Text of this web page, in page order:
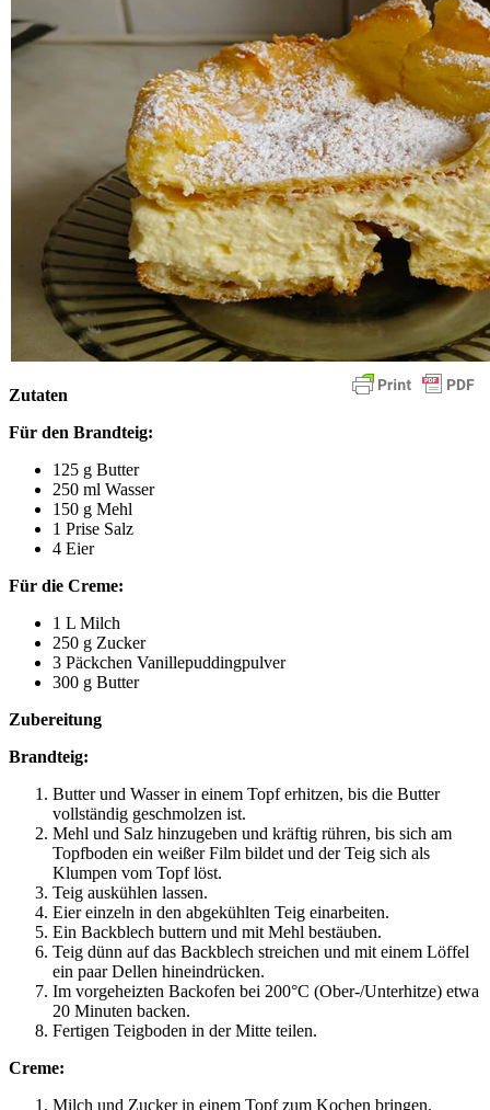
Zutaten
Für den Brandteig:
125 g Butter
250 ml Wasser
150 g Mehl
1 Prise Salz
4 Eier
Für die Creme:
1 L Milch
250 g Zucker
3 Päckchen Vanillepuddingpulver
300 g Butter
Zubereitung
Brandteig:
Butter und Wasser in einem Topf erhitzen, bis die Butter
vollständig geschmolzen ist.
Mehl und Salz hinzugeben und kräftig rühren, bis sich am
Topfboden ein weißer Film bildet und der Teig sich als
Klumpen vom Topf löst.
Teig auskühlen lassen.
Eier einzeln in den abgekühlten Teig einarbeiten.
Ein Backblech buttern und mit Mehl bestäuben.
Teig dünn auf das Backblech streichen und mit einem Löffel
ein paar Dellen hineindrücken.
Im vorgeheizten Backofen bei 200°C (Ober-/Unterhitze) etwa
20 Minuten backen.
Fertigen Teigboden in der Mitte teilen.
Creme:
Milch und Zucker in einem Topf zum Kochen bringen.